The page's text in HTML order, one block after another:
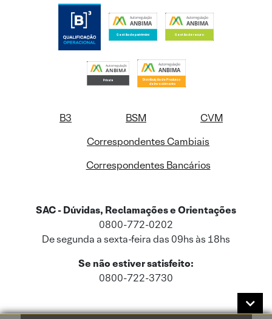
B3 BSM
CVM
Correspondentes Cambiais
Correspondentes Bancários
SAC - Dúvidas, Reclamações e Orientações
0800-772-0202
De segunda a sexta-feira das 09hs às 18hs
Se não estiver satisfeito:
0800-722-3730